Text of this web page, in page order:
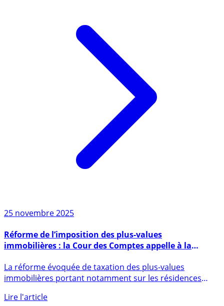
25 novembre 2025
immobilières : la Cour des Comptes appelle à la
prudence
immobilières portant notamment sur les résidences